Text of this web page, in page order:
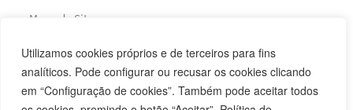
Utilizamos cookies próprios e de terceiros para fins
analíticos. Pode configurar ou recusar os cookies clicando
em “Configuração de cookies”. Também pode aceitar todos
Mapa do Site
Financiamento